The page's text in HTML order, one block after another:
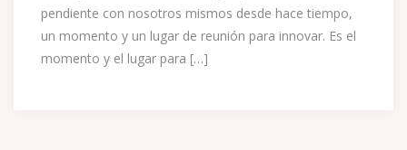
pendiente con nosotros mismos desde hace tiempo,
un momento y un lugar de reunión para innovar. Es el
momento y el lugar para […]